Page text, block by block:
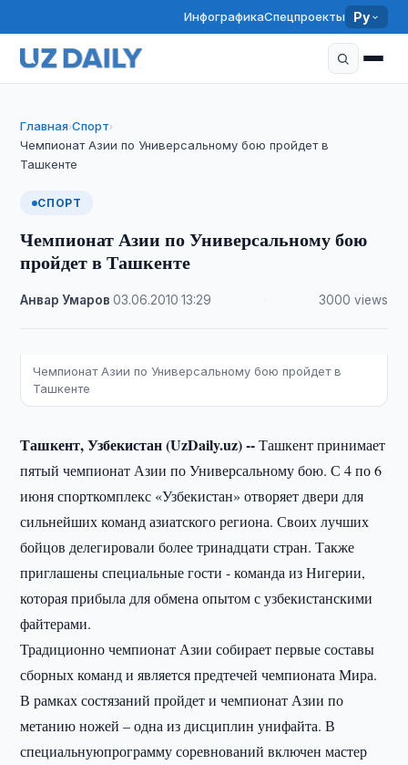
ИнфографикаСпецпроекты Ру
Главная›Спорт›
Чемпионат Азии по Универсальному бою пройдет в
Ташкенте
СПОРТ
Чемпионат Азии по Универсальному бою
пройдет в Ташкенте
Анвар Умаров ·03.06.2010 ·13:29 3000 views
Чемпионат Азии по Универсальному бою пройдет в
Ташкенте
Ташкент, Узбекистан (UzDaily.uz) --Ташкент принимает
пятый чемпионат Азии по Универсальному бою. С 4 по 6
июня спорткомплекс «Узбекистан» отворяет двери для
сильнейших команд азиатского региона. Своих лучших
бойцов делегировали более тринадцати стран. Также
приглашены специальные гости - команда из Нигерии,
которая прибыла для обмена опытом с узбекистанскими
файтерами.
Традиционно чемпионат Азии собирает первые составы
сборных команд и является предтечей чемпионата Мира.
В рамках состязаний пройдет и чемпионат Азии по
метанию ножей – одна из дисциплин унифайта. В
специальнуюпрограмму соревнований включен мастер